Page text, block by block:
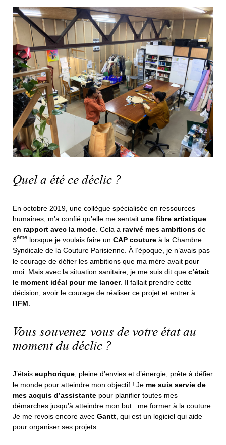
Quel a été ce déclic ?
En octobre 2019, une collègue spécialisée en ressources
humaines, m’a confié qu’elle me sentait une fibre artistique
en rapport avec la mode . Cela a ravivé mes ambitions de
3ème lorsque je voulais faire un CAP couture à la Chambre
Syndicale de la Couture Parisienne. À l’époque, je n’avais pas
le courage de défier les ambitions que ma mère avait pour
moi. Mais avec la situation sanitaire, je me suis dit que c’était
le moment idéal pour me lancer. Il fallait prendre cette
décision, avoir le courage de réaliser ce projet et entrer à
l’IFM
Vous souvenez-vous de votre état au
moment du déclic ?
J’étais euphorique , pleine d’envies et d’énergie, prête à défier
le monde pour atteindre mon objectif ! Je me suis servie de
mes acquis d’assistante pour planifier toutes mes
démarches jusqu’à atteindre mon but : me former à la couture.
Je me revois encore avec Gantt , qui est un logiciel qui aide
pour organiser ses projets.